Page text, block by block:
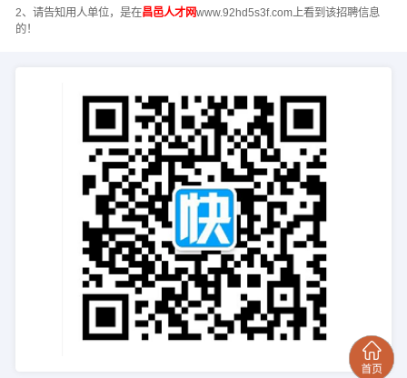
2、请告知用人单位，是在昌邑人才网www.92hd5s3f.com上看到该招聘信息
的！